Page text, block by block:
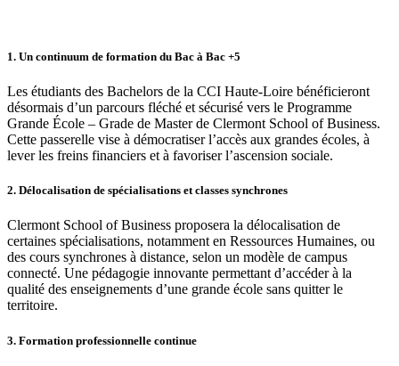
1. Un continuum de formation du Bac à Bac +5
Les étudiants des Bachelors de la CCI Haute-Loire bénéficieront
désormais d’un parcours fléché et sécurisé vers le Programme
Grande École – Grade de Master de Clermont School of Business.
Cette passerelle vise à démocratiser l’accès aux grandes écoles, à
lever les freins financiers et à favoriser l’ascension sociale.
2. Délocalisation de spécialisations et classes synchrones
Clermont School of Business proposera la délocalisation de
certaines spécialisations, notamment en Ressources Humaines, ou
des cours synchrones à distance, selon un modèle de campus
connecté. Une pédagogie innovante permettant d’accéder à la
qualité des enseignements d’une grande école sans quitter le
territoire.
3. Formation professionnelle continue